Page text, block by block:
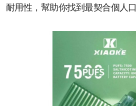
耐用性，幫助你找到最契合個人